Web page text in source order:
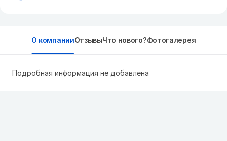
О компанииОтзывыЧто нового?Фотогалерея
Подробная информация не добавлена